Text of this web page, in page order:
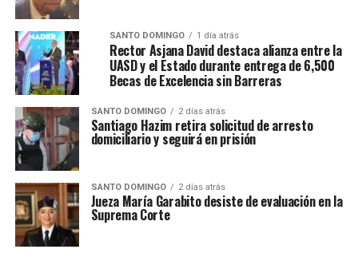
SANTO DOMINGO 1 día atrás
Rector Asjana David destaca alianza entre la
UASD y el Estado durante entrega de 6,500
Becas de Excelencia sin Barreras
SANTO DOMINGO 2 días atrás
Santiago Hazim retira solicitud de arresto
domiciliario y seguirá en prisión
SANTO DOMINGO 2 días atrás
Jueza María Garabito desiste de evaluación en la
Suprema Corte